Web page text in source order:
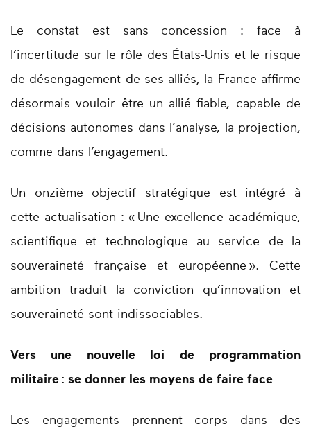
Le constat est sans concession : face à
l’incertitude sur le rôle des États-Unis et le risque
de désengagement de ses alliés, la France affirme
désormais vouloir être un allié fiable, capable de
décisions autonomes dans l’analyse, la projection,
comme dans l’engagement.
Un onzième objectif stratégique est intégré à
cette actualisation : « Une excellence académique,
scientifique et technologique au service de la
souveraineté française et européenne ». Cette
ambition traduit la conviction qu’innovation et
souveraineté sont indissociables.
Vers une nouvelle loi de programmation
militaire : se donner les moyens de faire face
Les engagements prennent corps dans des